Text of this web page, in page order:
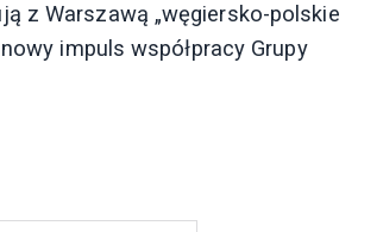
z Warszawą „węgiersko-polskie
impuls współpracy Grupy